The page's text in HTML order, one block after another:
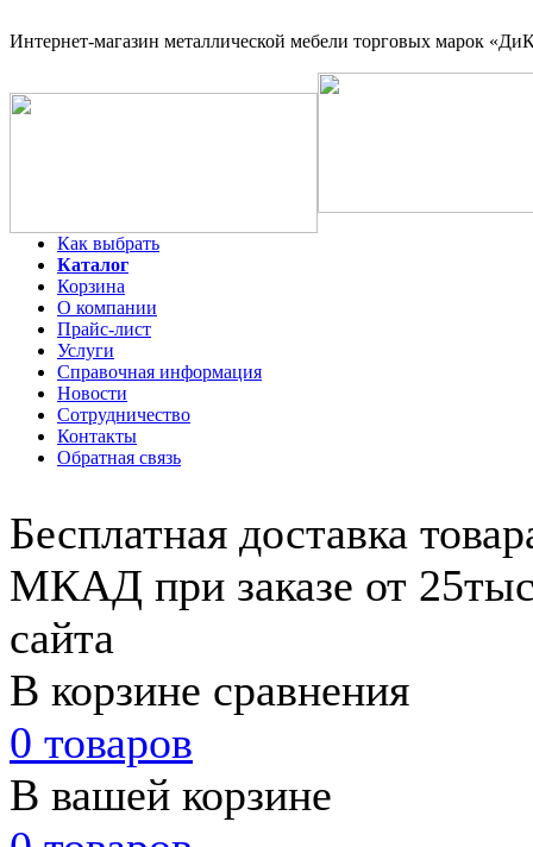
Интернет-магазин металлической мебели торговых марок
Как выбрать
Каталог
Корзина
О компании
Прайс-лист
Услуги
Справочная информация
Новости
Сотрудничество
Контакты
Обратная связь
Бесплатная доставка
МКАД при заказе от
сайта
В корзине сравнения
0 товаров
В вашей корзине